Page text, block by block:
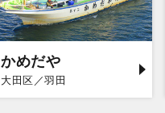
かめだや
大田区／羽田